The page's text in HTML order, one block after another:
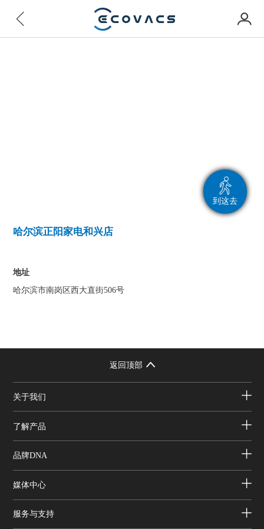
到这去
哈尔滨正阳家电和兴店
地址
哈尔滨市南岗区西大直街506号
返回顶部
关于我们
了解产品
品牌DNA
媒体中心
服务与支持